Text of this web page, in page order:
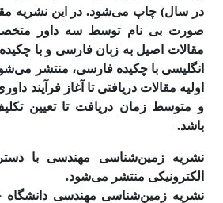
در سال) چاپ می‌شود. در این نشریه
صورت بی نام توسط سه داور
مقالات اصیل به زبان فارسی و با
انگلیسی با چکیده فارسی، منتشر
اولیه مقالات دریافتی تا آغاز فرآیند
و متوسط زمان دریافت تا تعیین
باشد.
نشریه زمین‌شناسی مهندسی با
الکترونیکی منتشر می‌شود.
نشریه زمین‌شناسی مهندسی دانشگاه